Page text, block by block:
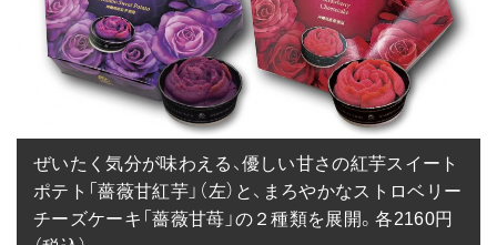
ぜいたく気分が味わえる、優しい甘さの紅芋スイート
ポテト「薔薇甘紅芋」（左）と、まろやかなストロベリー
チーズケーキ「薔薇甘苺」の２種類を展開。各2160円